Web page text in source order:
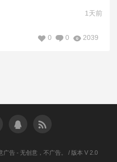
1天前
2039
0
0
告 - 无创意，不广告。 / 版本 V 2.0